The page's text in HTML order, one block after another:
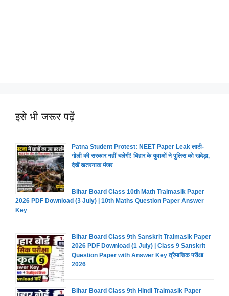
इसे भी जरूर पढ़ें
Patna Student Protest: NEET Paper Leak लाठी-
गोली की सरकार नहीं चलेगी! बिहार के युवाओं ने पुलिस को खदेड़ा,
देखें खतरनाक मंजर
Bihar Board Class 10th Math Traimasik Paper
2026 PDF Download (3 July) | 10th Maths Question Paper Answer
Key
Bihar Board Class 9th Sanskrit Traimasik Paper
2026 PDF Download (1 July) | Class 9 Sanskrit
Question Paper with Answer Key त्रैमासिक परीक्षा
2026
Bihar Board Class 9th Hindi Traimasik Paper